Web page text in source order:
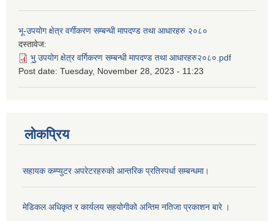
भू-उपयोग क्षेत्र वर्गीकरण सम्बन्धी मापदण्ड तथा आधारहरु २०८०
दस्तावेज:
भु॒ उपयोग क्षेत्र वर्गिकरण सम्बन्धी मापदण्ड तथा आधारहरु२०८०.pdf
Post date: Tuesday, November 28, 2023 - 11:23
लोकप्रिय
सहायक कम्प्युटर अपरेटरहरुको आन्तरिक प्रतिस्पर्धा सम्बन्धमा।
मेडिकल अधिकृत र कार्यलय सहयोगीको अन्तिम नतिजा प्रकाशन बारे ।